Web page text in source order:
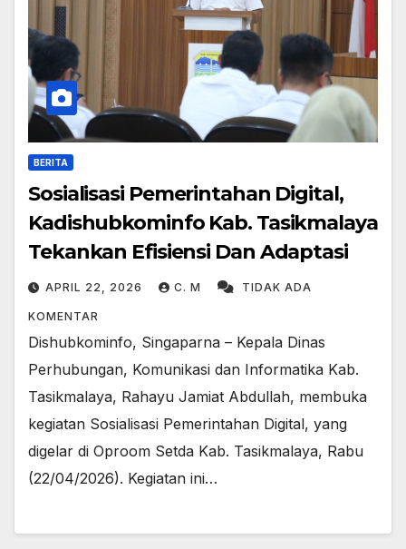
BERITA
Sosialisasi Pemerintahan Digital,
Kadishubkominfo Kab. Tasikmalaya
Tekankan Efisiensi Dan Adaptasi
APRIL 22, 2026 C. M TIDAK ADA
KOMENTAR
Dishubkominfo, Singaparna – Kepala Dinas
Perhubungan, Komunikasi dan Informatika Kab.
Tasikmalaya, Rahayu Jamiat Abdullah, membuka
kegiatan Sosialisasi Pemerintahan Digital, yang
digelar di Oproom Setda Kab. Tasikmalaya, Rabu
(22/04/2026). Kegiatan ini…